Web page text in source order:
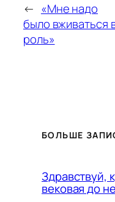
← «Мне надо
было вживаться
роль»
БОЛЬШЕ
Здравствуй,
вековая до